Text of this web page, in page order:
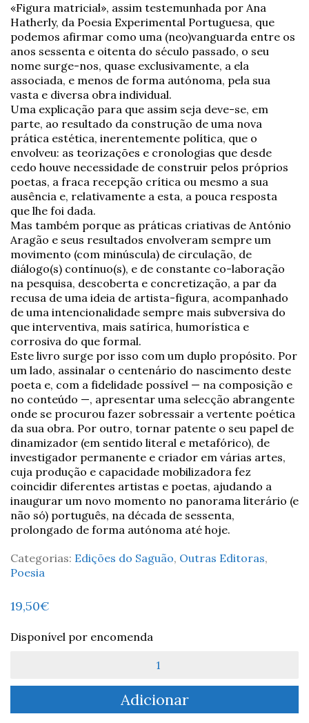
«Figura matricial», assim testemunhada por Ana
Hatherly, da Poesia Experimental Portuguesa, que
podemos afirmar como uma (neo)vanguarda entre os
anos sessenta e oitenta do século passado, o seu
nome surge-nos, quase exclusivamente, a ela
associada, e menos de forma autónoma, pela sua
vasta e diversa obra individual.
Uma explicação para que assim seja deve-se, em
parte, ao resultado da construção de uma nova
prática estética, inerentemente política, que o
envolveu: as teorizações e cronologias que desde
cedo houve necessidade de construir pelos próprios
poetas, a fraca recepção crítica ou mesmo a sua
ausência e, relativamente a esta, a pouca resposta
que lhe foi dada.
Mas também porque as práticas criativas de António
Aragão e seus resultados envolveram sempre um
movimento (com minúscula) de circulação, de
diálogo(s) contínuo(s), e de constante co-laboração
na pesquisa, descoberta e concretização, a par da
recusa de uma ideia de artista-figura, acompanhado
de uma intencionalidade sempre mais subversiva do
que interventiva, mais satírica, humorística e
corrosiva do que formal.
Este livro surge por isso com um duplo propósito. Por
um lado, assinalar o centenário do nascimento deste
poeta e, com a fidelidade possível — na composição e
no conteúdo —, apresentar uma selecção abrangente
onde se procurou fazer sobressair a vertente poética
da sua obra. Por outro, tornar patente o seu papel de
dinamizador (em sentido literal e metafórico), de
investigador permanente e criador em várias artes,
cuja produção e capacidade mobilizadora fez
coincidir diferentes artistas e poetas, ajudando a
inaugurar um novo momento no panorama literário (e
não só) português, na década de sessenta,
prolongado de forma autónoma até hoje.
Categorias: Edições do Saguão, Outras Editoras,
Poesia
19,50€
Disponível por encomenda
Obra
-
Adicionar